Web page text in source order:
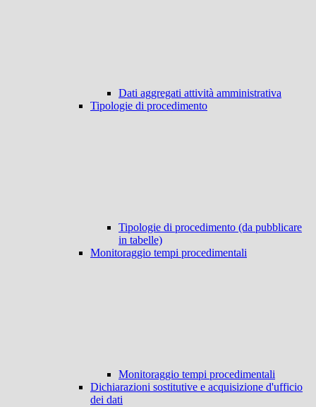
Dati aggregati attività amministrativa
Tipologie di procedimento
Tipologie di procedimento (da pubblicare
in tabelle)
Monitoraggio tempi procedimentali
Monitoraggio tempi procedimentali
Dichiarazioni sostitutive e acquisizione d'ufficio
dei dati